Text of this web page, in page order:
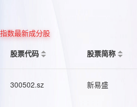
指数最新成分股
股票代码
股票简称
300502.sz 新易盛